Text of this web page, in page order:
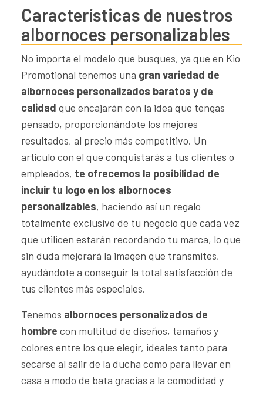
Características de nuestros
albornoces personalizables
No importa el modelo que busques, ya que en Kio
Promotional tenemos una gran variedad de
albornoces personalizados baratos y de
calidad que encajarán con la idea que tengas
pensado, proporcionándote los mejores
resultados, al precio más competitivo. Un
artículo con el que conquistarás a tus clientes o
empleados, te ofrecemos la posibilidad de
incluir tu logo en los albornoces
personalizables, haciendo así un regalo
totalmente exclusivo de tu negocio que cada vez
que utilicen estarán recordando tu marca, lo que
sin duda mejorará la imagen que transmites,
ayudándote a conseguir la total satisfacción de
tus clientes más especiales.
Tenemos albornoces personalizados de
hombre con multitud de diseños, tamaños y
colores entre los que elegir, ideales tanto para
secarse al salir de la ducha como para llevar en
casa a modo de bata gracias a la comodidad y